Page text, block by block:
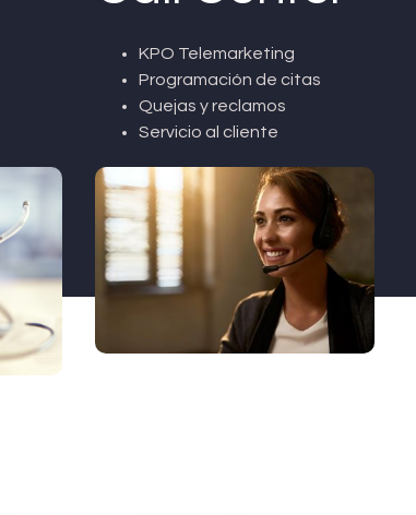
KPO Telemarketing
Programación de citas
Quejas y reclamos
Servicio al cliente